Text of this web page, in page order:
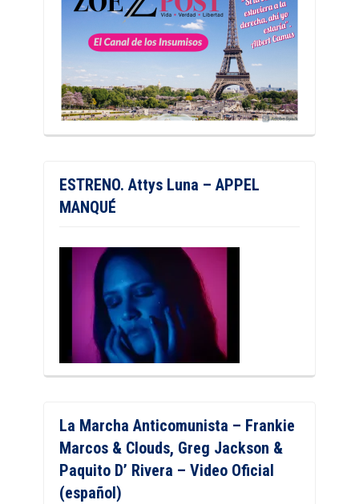
ESTRENO. Attys Luna – APPEL
MANQUÉ
La Marcha Anticomunista – Frankie
Marcos & Clouds, Greg Jackson &
Paquito D’ Rivera – Video Oficial
(español)